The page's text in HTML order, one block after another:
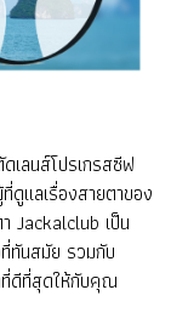
เลนส์โปรเกรสซีฟ
ดูแลเรื่องสายตาของ
Jackalclub เป็น
ทันสมัย รวมกับ
ที่ดีที่สุดให้กับคุณ